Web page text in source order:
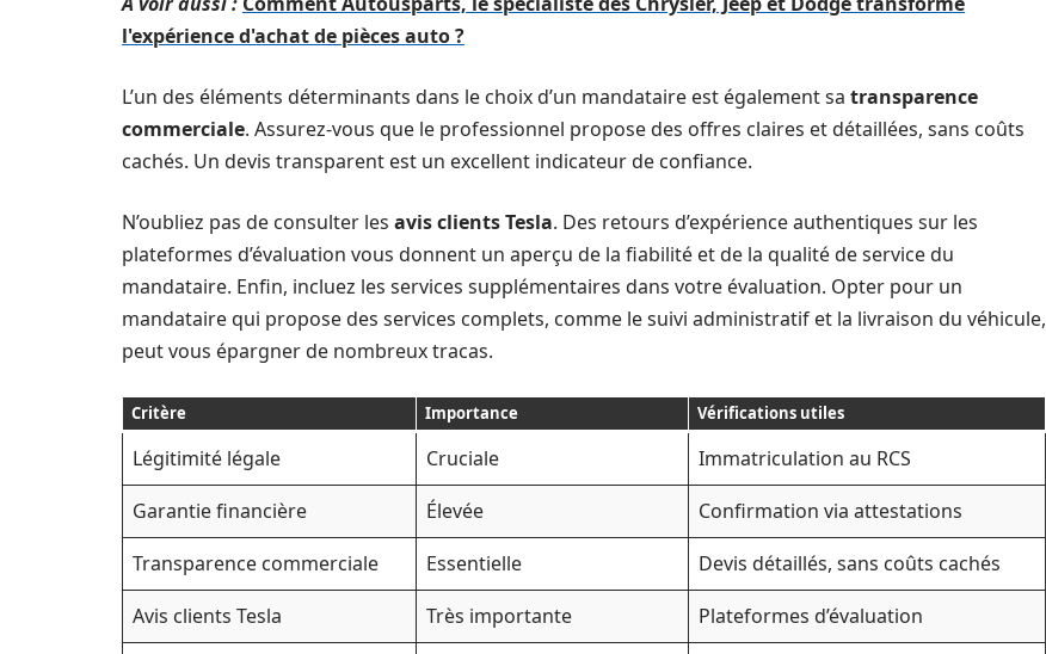
l'expérience d'achat de pièces auto ?
L’un des éléments déterminants dans le choix d’un mandataire est également sa transparence
commerciale. Assurez-vous que le professionnel propose des offres claires et détaillées, sans coûts
cachés. Un devis transparent est un excellent indicateur de confiance.
N’oubliez pas de consulter les avis clients Tesla. Des retours d’expérience authentiques sur les
plateformes d’évaluation vous donnent un aperçu de la fiabilité et de la qualité de service du
mandataire. Enfin, incluez les services supplémentaires dans votre évaluation. Opter pour un
mandataire qui propose des services complets, comme le suivi administratif et la livraison du véhicule,
peut vous épargner de nombreux tracas.
Critère Importance Vérifications utiles
Légitimité légale Cruciale
Immatriculation au RCS
Garantie financière
Élevée
Confirmation via attestations
Transparence commerciale
Essentielle
Devis détaillés, sans coûts cachés
Avis clients Tesla
Très importante
Plateformes d’évaluation